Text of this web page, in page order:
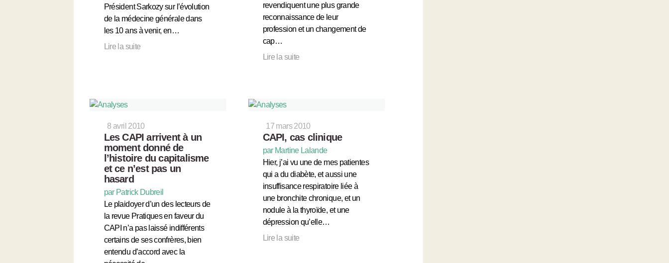
Président Sarkozy sur l’évolution
de la médecine générale dans
les 10 ans à venir, en…
Lire la suite
revendiquent une plus grande
reconnaissance de leur
profession et un changement de
cap…
Lire la suite
8 avril 2010
Les CAPI arrivent à un
moment donné de
l’histoire du capitalisme
et ce n’est pas un
hasard
par Patrick Dubreil
Le plaidoyer d’un des lecteurs de
la revue Pratiques en faveur du
CAPI n’a pas laissé indifférents
certains de ses confrères, bien
entendu d’accord avec la
17 mars 2010
CAPI, cas clinique
par Martine Lalande
Hier, j’ai vu une de mes patientes
qui a du diabète, et aussi une
insuffisance respiratoire liée à
une bronchite chronique, et un
nodule à la thyroïde, et une
dépression qu’elle…
Lire la suite